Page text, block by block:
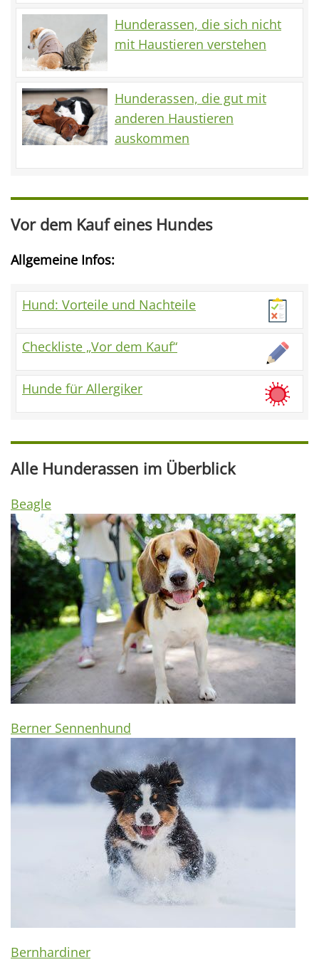
Hunderassen, die sich nicht
mit Haustieren verstehen
Hunderassen, die gut mit
anderen Haustieren
auskommen
Vor dem Kauf eines Hundes
Allgemeine Infos:
Hund: Vorteile und Nachteile
Checkliste „Vor dem Kauf“
Hunde für Allergiker
Alle Hunderassen im Überblick
Beagle
Berner Sennenhund
Bernhardiner